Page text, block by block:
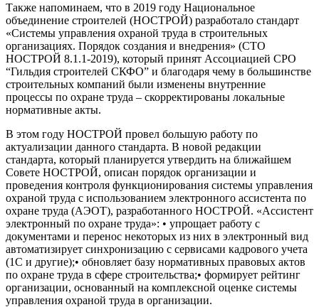
Также напоминаем, что в 2019 году Национальное
объединение строителей (НОСТРОЙ) разработало стандарт
«Системы управления охраной труда в строительных
организациях. Порядок создания и внедрения» (СТО
НОСТРОЙ 8.1.1-2019), который принят Ассоциацией СРО
“Гильдия строителей СКФО” и благодаря чему в большинстве
строительных компаний были изменены внутренние
процессы по охране труда – скорректированы локальные
нормативные акты.
В этом году НОСТРОЙ провел большую работу по
актуализации данного стандарта. В новой редакции
стандарта, который планируется утвердить на ближайшем
Совете НОСТРОЙ, описан порядок организации и
проведения контроля функционирования системы управления
охраной труда с использованием электронного ассистента по
охране труда (АЭОТ), разработанного НОСТРОЙ. «Ассистент
электронный по охране труда»: • упрощает работу с
документами и перенос некоторых из них в электронный вид
автоматизирует синхронизацию с сервисами кадрового учета
(1С и другие);• обновляет базу нормативных правовых актов
по охране труда в сфере строительства;• формирует рейтинг
организации, основанный на комплексной оценке системы
управления охраной труда в организации.